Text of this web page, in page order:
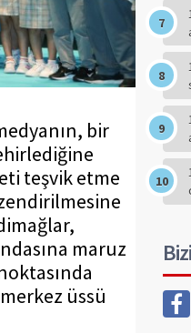
bir
teşvik etme
maruz
üssü